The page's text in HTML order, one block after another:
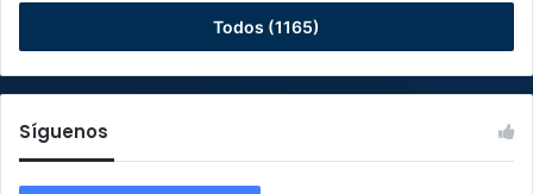
Todos (1165)
Síguenos